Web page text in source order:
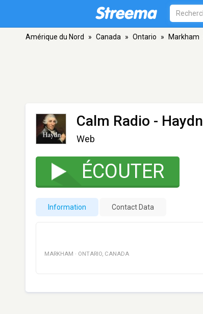
Amérique du Nord » Canada » Ontario » Markham
Calm Radio - Haydn
Web
ÉCOUTER
Information Contact Data
MARKHAM · ONTARIO, CANADA